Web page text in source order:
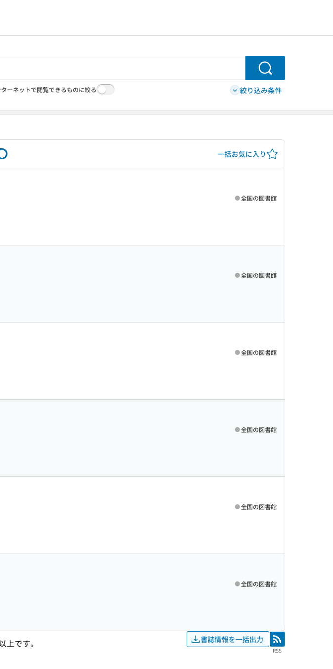
検索
ーネットで閲覧できるものに絞る 絞り込み条件
一括お気に入り
全国の図書館
全国の図書館
全国の図書館
全国の図書館
全国の図書館
全国の図書館
上です。 書誌情報を一括出力 RSS
RSS